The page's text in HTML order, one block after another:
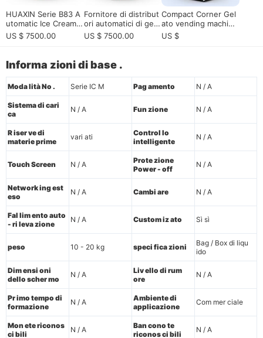
HUAXIN Serie B83 A
utomatic Ice Cream V
ending Machine - So
luzione Soft Serve a
US $ 7500.00
Fornitore di distribut
ori automatici di gela
to Soft Serve per la
vendita al dettaglio d
senza supervisione
US $ 7500.00
Compact Corner Gel
ato vending machine
| 15s Serving, control
lo intelligente delle a
US $
Informa zioni di base .
Moda lità No . Serie IC M Pag amento N / A
Sistema di cari
ca
N / A Fun zione N / A
R iser ve di
materie prime
vari ati
Control lo
intelligente
N / A
Touch Screen N / A
Prote zione
Power - off
N / A
Network ing est
eso
N / A Cambi are N / A
Fal lim ento auto
- ri leva zione
N / A Custom iz ato Sì sì
peso 10 - 20 kg speci fica zioni
Bag / Box di liqu
ido
Dim ensi oni
dello scher mo
N / A
Liv ello di rum
ore
N / A
Pr imo tempo di
formazione
N / A
Ambiente di
applicazione
Com mer ciale
Mon ete riconos
ci bili
N / A
Ban cono te
riconos ci bili
N / A